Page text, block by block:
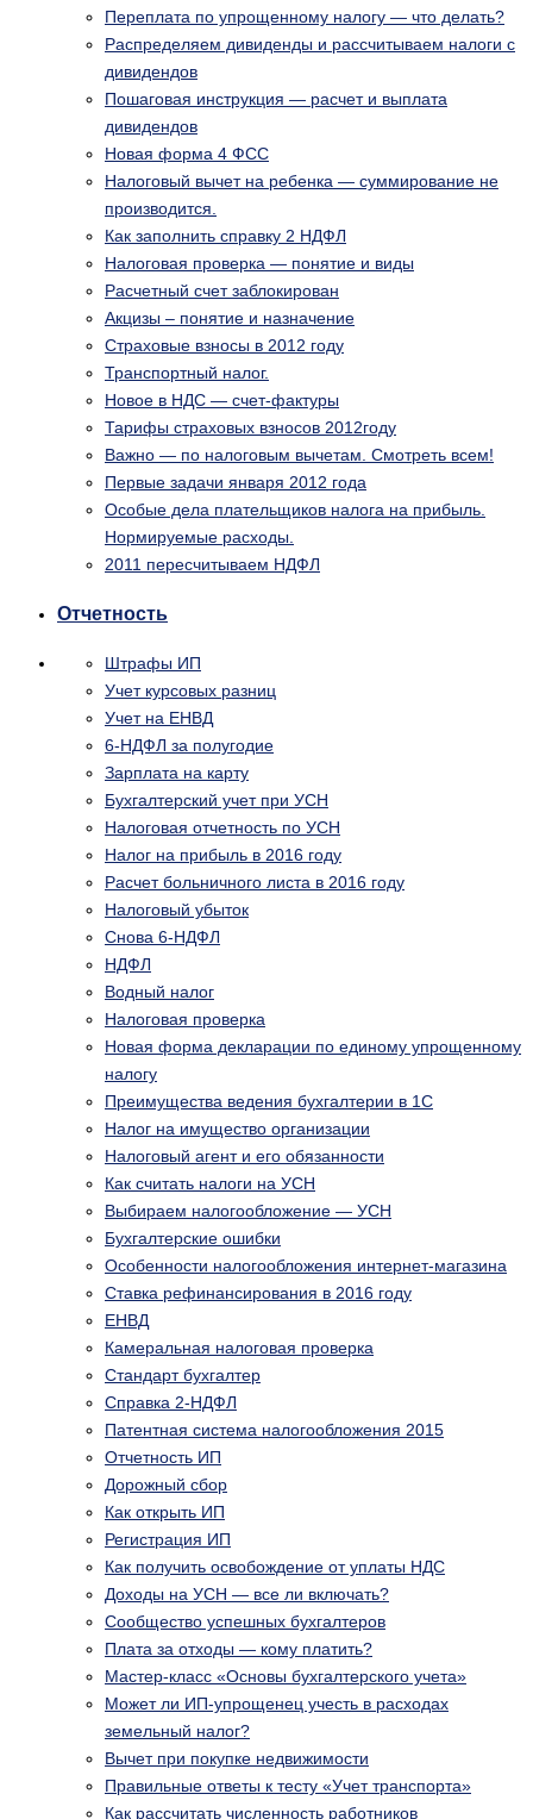
Переплата по упрощенному налогу — что делать?
Распределяем дивиденды и рассчитываем налоги с
дивидендов
Пошаговая инструкция — расчет и выплата
дивидендов
Новая форма 4 ФСС
Налоговый вычет на ребенка — суммирование не
производится.
Как заполнить справку 2 НДФЛ
Налоговая проверка — понятие и виды
Расчетный счет заблокирован
Акцизы – понятие и назначение
Страховые взносы в 2012 году
Транспортный налог.
Новое в НДС — счет-фактуры
Тарифы страховых взносов 2012году
Важно — по налоговым вычетам. Смотреть всем!
Первые задачи января 2012 года
Особые дела плательщиков налога на прибыль.
Нормируемые расходы.
2011 пересчитываем НДФЛ
Отчетность
Штрафы ИП
Учет курсовых разниц
Учет на ЕНВД
6-НДФЛ за полугодие
Зарплата на карту
Бухгалтерский учет при УСН
Налоговая отчетность по УСН
Налог на прибыль в 2016 году
Расчет больничного листа в 2016 году
Налоговый убыток
Снова 6-НДФЛ
НДФЛ
Водный налог
Налоговая проверка
Новая форма декларации по единому упрощенному
налогу
Преимущества ведения бухгалтерии в 1С
Налог на имущество организации
Налоговый агент и его обязанности
Как считать налоги на УСН
Выбираем налогообложение — УСН
Бухгалтерские ошибки
Особенности налогообложения интернет-магазина
Ставка рефинансирования в 2016 году
ЕНВД
Камеральная налоговая проверка
Стандарт бухгалтер
Справка 2-НДФЛ
Патентная система налогообложения 2015
Отчетность ИП
Дорожный сбор
Как открыть ИП
Регистрация ИП
Как получить освобождение от уплаты НДС
Доходы на УСН — все ли включать?
Сообщество успешных бухгалтеров
Плата за отходы — кому платить?
Мастер-класс «Основы бухгалтерского учета»
Может ли ИП-упрощенец учесть в расходах
земельный налог?
Вычет при покупке недвижимости
Правильные ответы к тесту «Учет транспорта»
Как рассчитать численность работников